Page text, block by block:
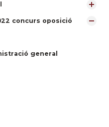
concurs oposició
general